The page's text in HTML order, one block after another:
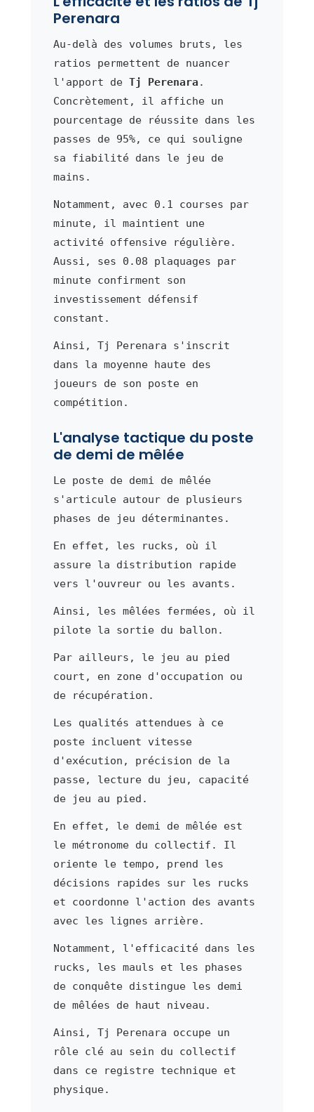
Perenara
Au-delà des volumes bruts, les
ratios permettent de nuancer
l'apport de Tj Perenara .
Concrètement, il affiche un
pourcentage de réussite dans les
passes de 95%, ce qui souligne
sa fiabilité dans le jeu de
mains.
Notamment, avec 0.1 courses par
minute, il maintient une
activité offensive régulière.
Aussi, ses 0.08 plaquages par
minute confirment son
investissement défensif
constant.
Ainsi, Tj Perenara s'inscrit
dans la moyenne haute des
joueurs de son poste en
compétition.
L'analyse tactique du poste
de demi de mêlée
Le poste de demi de mêlée
s'articule autour de plusieurs
phases de jeu déterminantes.
En effet, les rucks, où il
assure la distribution rapide
vers l'ouvreur ou les avants.
Ainsi, les mêlées fermées, où il
pilote la sortie du ballon.
Par ailleurs, le jeu au pied
court, en zone d'occupation ou
de récupération.
Les qualités attendues à ce
poste incluent vitesse
d'exécution, précision de la
passe, lecture du jeu, capacité
de jeu au pied.
En effet, le demi de mêlée est
le métronome du collectif. Il
oriente le tempo, prend les
décisions rapides sur les rucks
et coordonne l'action des avants
avec les lignes arrière.
Notamment, l'efficacité dans les
rucks, les mauls et les phases
de conquête distingue les demi
de mêlées de haut niveau.
Ainsi, Tj Perenara occupe un
rôle clé au sein du collectif
dans ce registre technique et
physique.